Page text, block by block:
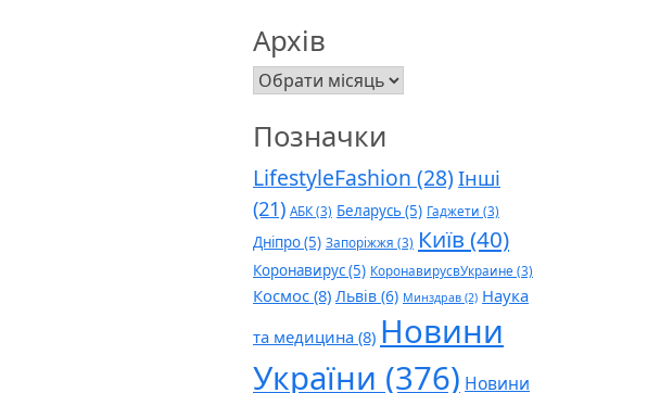
Архів
Архів
Позначки
LifestyleFashion (28) Інші
(21) АБК(3) Беларусь(5) Гаджети (3)
Дніпро(5) Запоріжжя (3) Київ (40)
Коронавирус(5) КоронавирусвУкраине (3)
Космос (8) Львів (6) Минздрав (2) Наука
та медицина (8) Новини
України (376) Новини